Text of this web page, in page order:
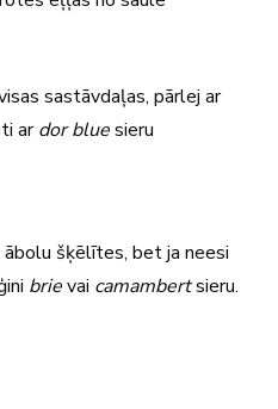
sastāvdaļas, pārlej ar
ardor bluesieru
šķēlītes, bet ja neesi
brievai camambertsieru.